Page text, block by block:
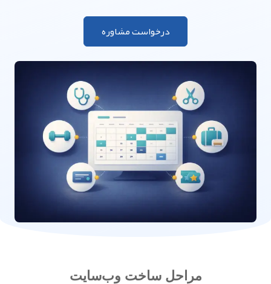
درخواست مشاوره
مراحل ساخت وب‌سایت